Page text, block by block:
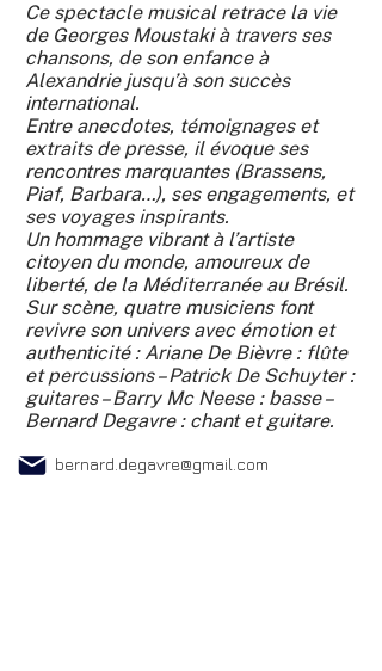
Ce spectacle musical retrace la vie
de Georges Moustaki à travers ses
chansons, de son enfance à
Alexandrie jusqu’à son succès
international.
Entre anecdotes, témoignages et
extraits de presse, il évoque ses
rencontres marquantes (Brassens,
Piaf, Barbara…), ses engagements, et
ses voyages inspirants.
Un hommage vibrant à l’artiste
citoyen du monde, amoureux de
liberté, de la Méditerranée au Brésil.
Sur scène, quatre musiciens font
revivre son univers avec émotion et
authenticité : Ariane De Bièvre : flûte
et percussions – Patrick De Schuyter :
guitares – Barry Mc Neese : basse –
Bernard Degavre : chant et guitare.
bernard.degavre@gmail.com